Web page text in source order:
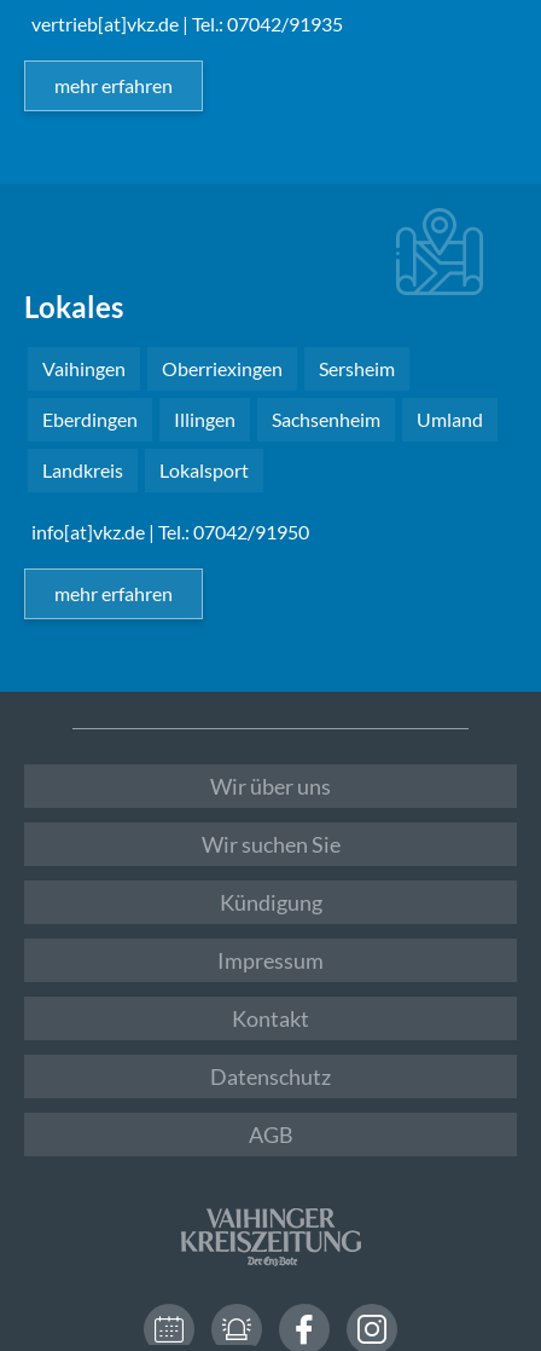
vertrieb[at]vkz.de | Tel.: 07042/91935
mehr erfahren
Lokales
Vaihingen Oberriexingen Sersheim
Eberdingen Illingen Sachsenheim Umland
Landkreis Lokalsport
info[at]vkz.de | Tel.: 07042/91950
mehr erfahren
Wir über uns
Wir suchen Sie
Kündigung
Impressum
Kontakt
Datenschutz
AGB